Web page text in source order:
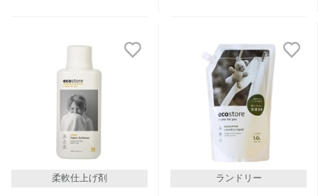
柔軟仕上げ剤 ランドリー